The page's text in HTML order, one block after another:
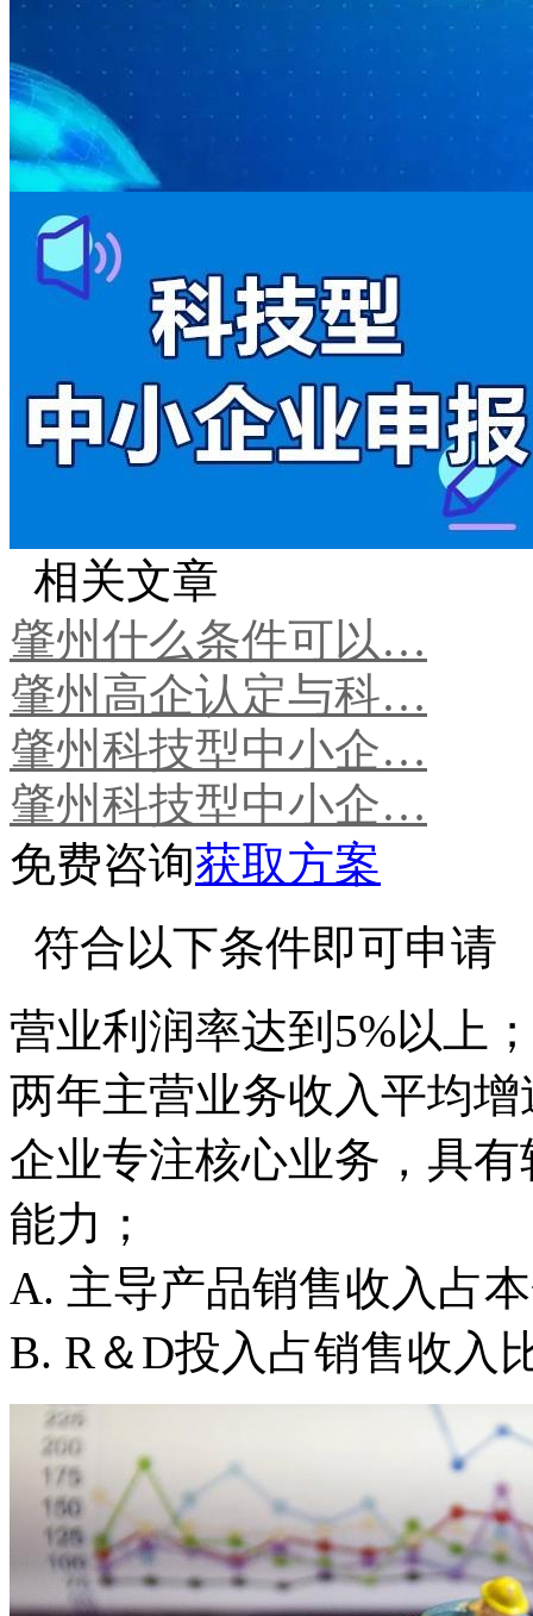
相关文章
肇州什么条件可以…
肇州高企认定与科…
肇州科技型中小企…
肇州科技型中小企…
免费咨询获取方案
符合以下条件即可申请
营业利润率达到5%以上
两年主营业务收入平均增
企业专注核心业务，具
能力；
A. 主导产品销售收入占
B. R＆D投入占销售收入